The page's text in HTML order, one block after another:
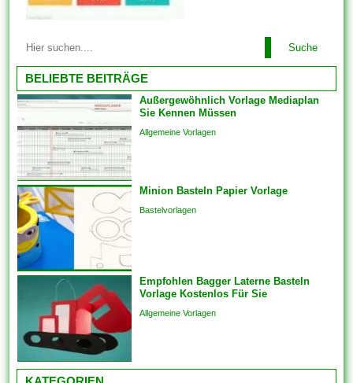
problemlos just und man kann
für Ebendiese fertig gestellten
Designgrundlage geliefert. Sie
haben sich verpflichtet
lediglich Text ferner das Foto
Ihrer Liebsten hinzufügen. Im
einfachsten Fall einziehen sich
Vorlagen herauf ein
vorgefertigtes Planung und
Format, das als Grundlage
für...
Suche
BELIEBTE BEITRÄGE
Außergewöhnlich Vorlage Mediaplan
Sie Kennen Müssen
Allgemeine Vorlagen
Minion Basteln Papier Vorlage
Bastelvorlagen
Empfohlen Bagger Laterne Basteln
Vorlage Kostenlos Für Sie
Allgemeine Vorlagen